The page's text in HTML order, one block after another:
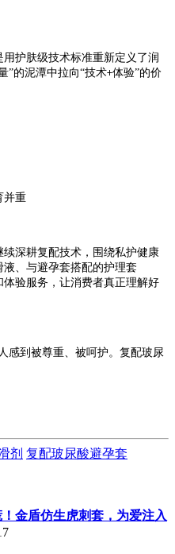
护肤级技术标准重新定义了润
”的泥潭中拉向“技术+体验”的价
并重
深耕复配技术，围绕私护健康
、与避孕套搭配的护理套
验服务，让消费者真正理解好
感到被尊重、被呵护。复配玻尿
剂 复配玻尿酸避孕套
金盾仿生虎刺套，为爱注入